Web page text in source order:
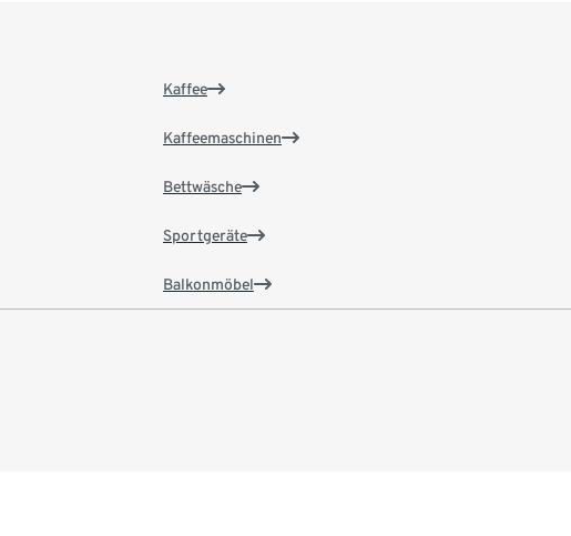
Kaffee
Kaffeemaschinen
Bettwäsche
Sportgeräte
Balkonmöbel